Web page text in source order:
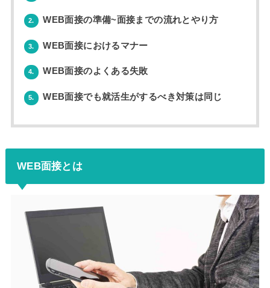
2. WEB面接の準備~面接までの流れとやり方
3. WEB面接におけるマナー
4. WEB面接のよくある失敗
5. WEB面接でも就活生がするべき対策は同じ
WEB面接とは